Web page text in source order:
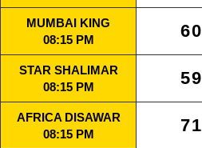
MUMBAI KING
08:15 PM
60
STAR SHALIMAR
08:15 PM
59
AFRICA DISAWAR
08:15 PM
71